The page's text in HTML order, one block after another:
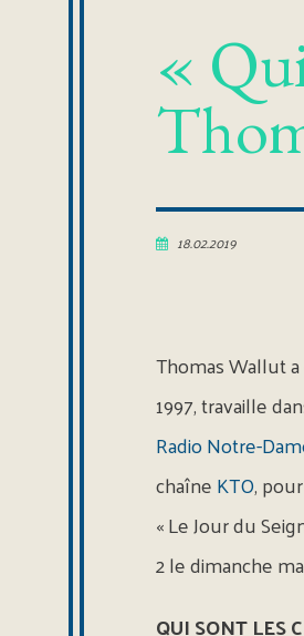
«
18.02.2019
Thomas Wallut
1997, travaille
Radio Notre-
chaîneKTO,
« Le Jour du
2 le dimanche
QUI SONT LES